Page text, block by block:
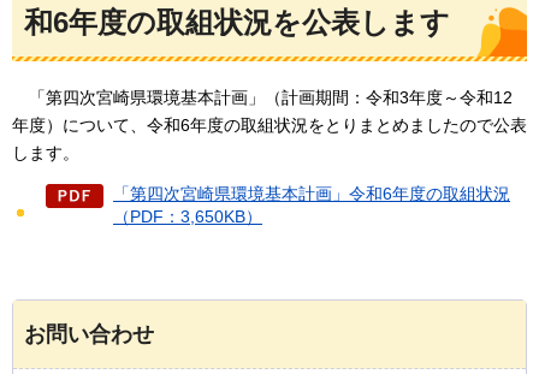
和6年度の取組状況を公表します
「第四次宮崎県環境基本計画 」（計画期間：令和3年度～令和12
年度）について、令和6年度の取組状況をとりまとめましたので公表
します。
「第四次宮崎県環境基本計画」令和6年度の取組状況
（PDF：3,650KB）
お問い合わせ